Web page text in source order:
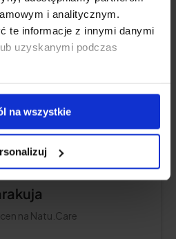
i analitycznym.
te informacje z innymi danymi
uzyskanymi podczas
na wszystkie
Morza
to wyspy:
Sardynia
.
Premium 5000
na Natu.Care